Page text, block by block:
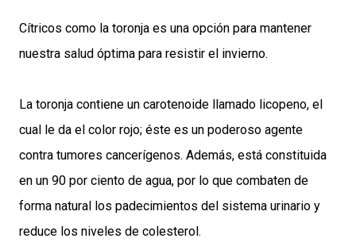
Cítricos como la toronja es una opción para mantener
nuestra salud óptima para resistir el invierno.
La toronja contiene un carotenoide llamado licopeno, el
cual le da el color rojo; éste es un poderoso agente
contra tumores cancerígenos. Además, está constituida
en un 90 por ciento de agua, por lo que combaten de
forma natural los padecimientos del sistema urinario y
reduce los niveles de colesterol.